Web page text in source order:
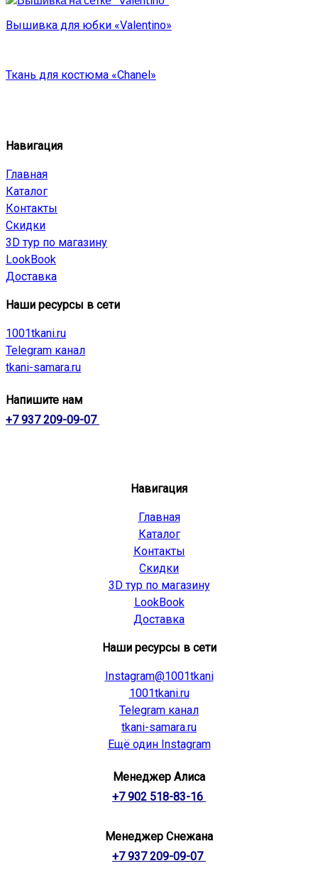
Вышивка для юбки «Valentino»
Ткань для костюма «Chanel»
Навигация
Главная
Каталог
Контакты
Скидки
3D тур по магазину
LookBook
Доставка
Наши ресурсы в сети
1001tkani.ru
Telegram канал
tkani-samara.ru
Напишите нам
+7 937 209-09-07
Навигация
Главная
Каталог
Контакты
Скидки
3D тур по магазину
LookBook
Доставка
Наши ресурсы в сети
Instagram@1001tkani
1001tkani.ru
Telegram канал
tkani-samara.ru
Ещё один Instagram
Менеджер Алиса
+7 902 518-83-16
Менеджер Снежана
+7 937 209-09-07